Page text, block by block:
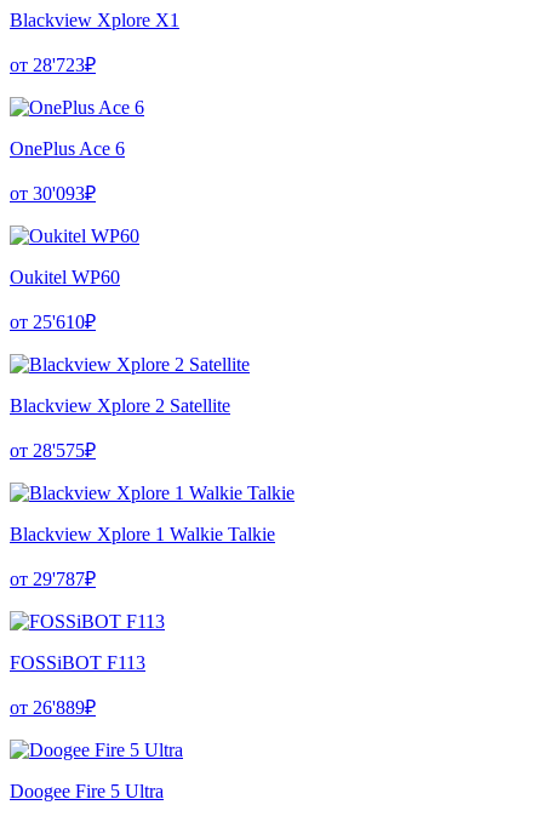
Blackview Xplore X1
от 28'723₽
OnePlus Ace 6
от 30'093₽
Oukitel WP60
от 25'610₽
Blackview Xplore 2 Satellite
от 28'575₽
Blackview Xplore 1 Walkie Talkie
от 29'787₽
FOSSiBOT F113
от 26'889₽
Doogee Fire 5 Ultra